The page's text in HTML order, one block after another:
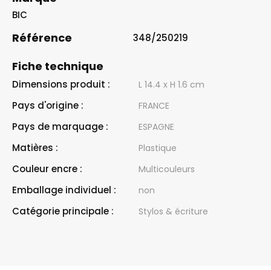
BIC
Référence 348/250219
Fiche technique
Dimensions produit : L 14.4 x H 1.6 cm
Pays d'origine : FRANCE
Pays de marquage : ESPAGNE
Matières : Plastique
Couleur encre : Multicouleurs
Emballage individuel : non
Catégorie principale : Stylos & écriture